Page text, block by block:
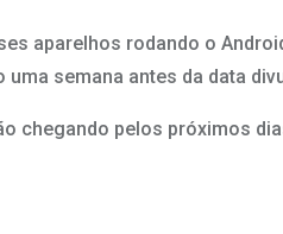
aparelhos rodando o
semana antes da data
chegando pelos próximos